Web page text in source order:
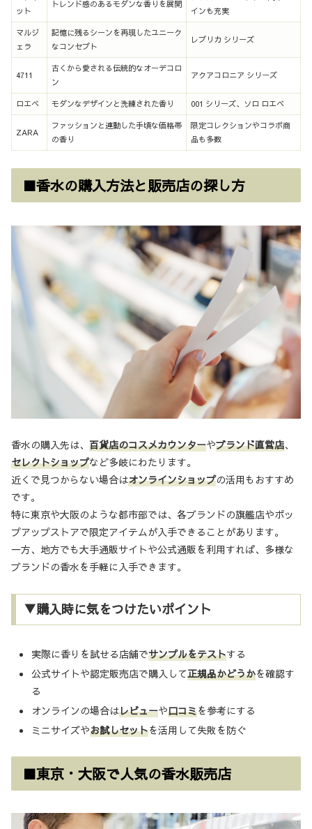
ット
トレンド感のあるモダンな香りを展開
インも充実
マルジ
ェラ
記憶に残るシーンを再現したユニーク
なコンセプト
レプリカ シリーズ
4711
古くから愛される伝統的なオーデコロ
ン
アクアコロニア シリーズ
ロエベ モダンなデザインと洗練された香り 001 シリーズ、ソロ ロエベ
ZARA
ファッションと連動した手頃な価格帯
の香り
限定コレクションやコラボ商
品も多数
■香水の購入方法と販売店の探し方
香水の購入先は、 百貨店のコスメカウンターやブランド直営店、
セレクトショップなど多岐にわたります。
近くで見つからない場合はオンラインショップの活用もおすすめ
です。
特に東京や大阪のような都市部では、各ブランドの旗艦店やポッ
プアップストアで限定アイテムが入手できることがあります。
一方、地方でも大手通販サイトや公式通販を利用すれば、多様な
ブランドの香水を手軽に入手できます。
▼購入時に気をつけたいポイント
実際に香りを試せる店舗でサンプルをテストする
公式サイトや認定販売店で購入して正規品かどうかを確認す
る
オンラインの場合はレビューや口コミを参考にする
ミニサイズやお試しセットを活用して失敗を防ぐ
■東京・大阪で人気の香水販売店